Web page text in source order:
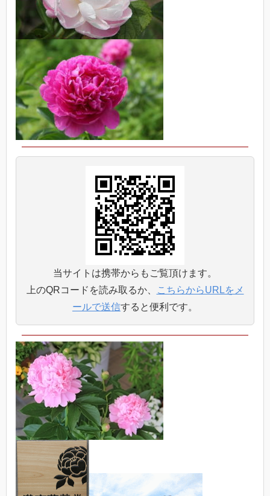
当サイトは携帯からもご覧頂けます。
上のQRコードを読み取るか、
こちらからURLをメ
ールで送信すると便利です。